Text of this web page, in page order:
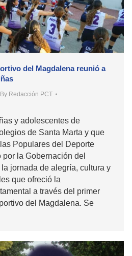
del Magdalena reunió a
By Redacción PCT
y adolescentes de
de Santa Marta y que
Populares del Deporte
la Gobernación del
jornada de alegría, cultura y
que ofreció la
a través del primer
del Magdalena. Se